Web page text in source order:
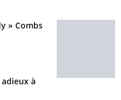
» Combs
à